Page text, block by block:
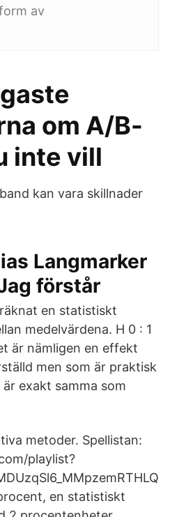
av
om A/B-
inte vill
kan vara skillnader
Langmarker
förstår
en statistiskt
medelvärdena. H 0 : 1
är nämligen en effekt
men som är praktisk
exakt samma som
metoder. Spellistan:
playlist?
en statistiskt